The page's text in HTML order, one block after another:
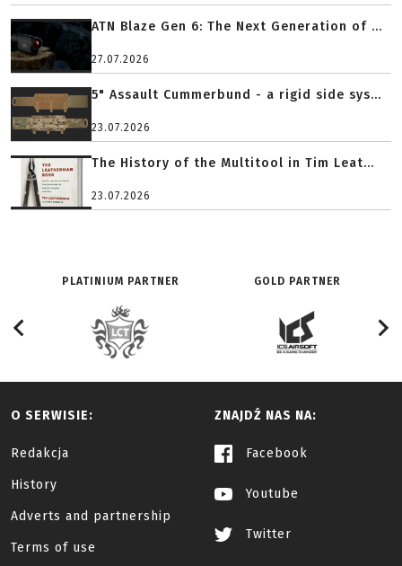
ATN Blaze Gen 6: The Next Generation of ...
27.07.2026
5" Assault Cummerbund - a rigid side sys...
23.07.2026
The History of the Multitool in Tim Leat...
23.07.2026
PLATINIUM PARTNER GOLD PARTNER
O SERWISIE:
Redakcja
History
Adverts and partnership
Terms of use
ZNAJDŹ NAS NA:
Facebook
Youtube
Twitter